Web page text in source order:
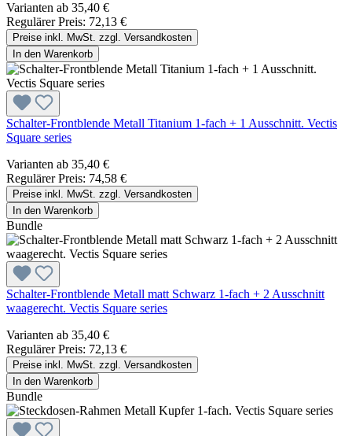
Varianten ab 35,40 €
Regulärer Preis: 72,13 €
Preise inkl. MwSt. zzgl. Versandkosten
In den Warenkorb
Schalter-Frontblende Metall Titanium 1-fach + 1 Ausschnitt. Vectis
Square series
Varianten ab 35,40 €
Regulärer Preis: 74,58 €
Preise inkl. MwSt. zzgl. Versandkosten
In den Warenkorb
Bundle
Schalter-Frontblende Metall matt Schwarz 1-fach + 2 Ausschnitt
waagerecht. Vectis Square series
Varianten ab 35,40 €
Regulärer Preis: 72,13 €
Preise inkl. MwSt. zzgl. Versandkosten
In den Warenkorb
Bundle